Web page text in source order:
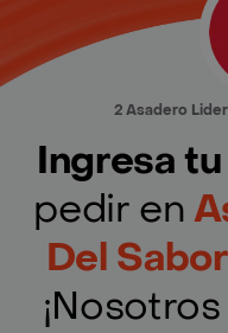
2 Asadero
Ingresa
pedir en
Del